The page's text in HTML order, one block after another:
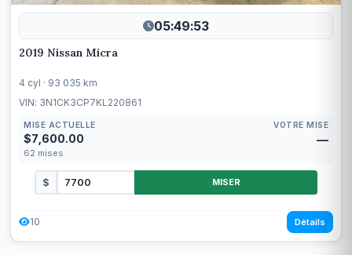
05:49:50
2019 Nissan Micra
4 cyl · 93 035 km
VIN: 3N1CK3CP7KL220861
MISE ACTUELLE
$7,600.00
62 mises
VOTRE MISE
—
$ MISER
10 Détails